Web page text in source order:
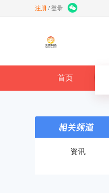
注册 /登录
首页
资讯